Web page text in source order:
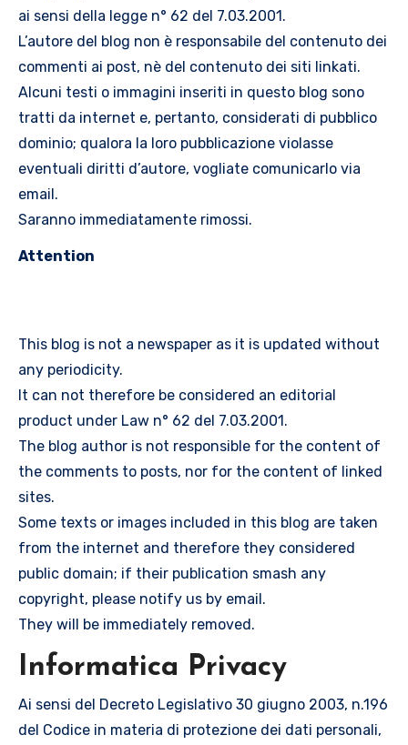
ai sensi della legge n° 62 del 7.03.2001.
L’autore del blog non è responsabile del contenuto dei
commenti ai post, nè del contenuto dei siti linkati.
Alcuni testi o immagini inseriti in questo blog sono
tratti da internet e, pertanto, considerati di pubblico
dominio; qualora la loro pubblicazione violasse
eventuali diritti d’autore, vogliate comunicarlo via
email.
Saranno immediatamente rimossi.
Attention
This blog is not a newspaper as it is updated without
any periodicity.
It can not therefore be considered an editorial
product under Law n° 62 del 7.03.2001.
The blog author is not responsible for the content of
the comments to posts, nor for the content of linked
sites.
Some texts or images included in this blog are taken
from the internet and therefore they considered
public domain; if their publication smash any
copyright, please notify us by email.
They will be immediately removed.
Informatica Privacy
Ai sensi del Decreto Legislativo 30 giugno 2003, n.196
del Codice in materia di protezione dei dati personali,